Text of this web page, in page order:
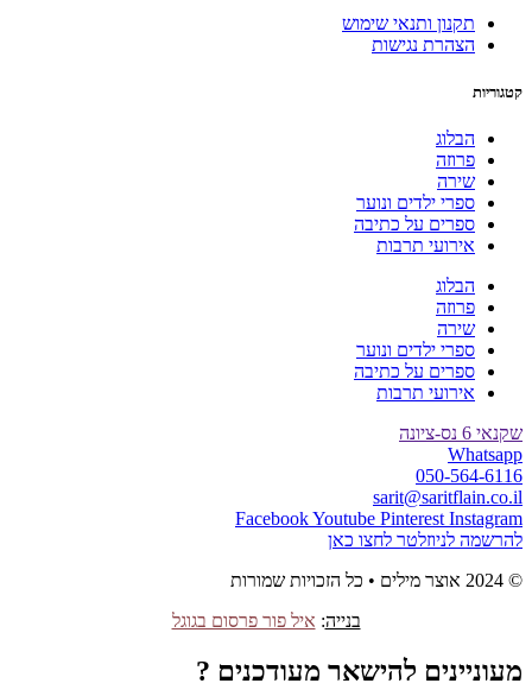
תקנון ותנאי שימוש
הצהרת נגישות
קטגוריות
הבלוג
פרוזה
שירה
ספרי ילדים ונוער
ספרים על כתיבה
אירועי תרבות
הבלוג
פרוזה
שירה
ספרי ילדים ונוער
ספרים על כתיבה
אירועי תרבות
שקנאי 6 נס-ציונה
Whatsapp
050-564-6116
sarit@saritflain.co.il
FacebookYoutube Pinterest Instagram
להרשמה לניוזלטר לחצו כאן
© 2024 אוצר מילים • כל הזכויות שמורות
בנייה: איל פור פרסום בגוגל
מעוניינים להישאר מעודכנים ?